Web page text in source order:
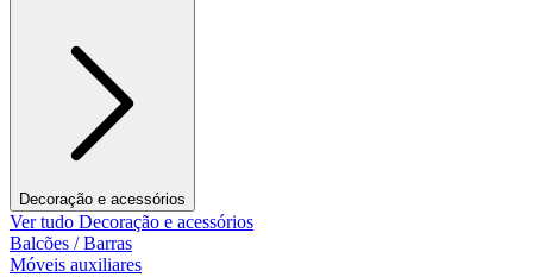
Decoração e acessórios
Ver tudo Decoração e acessórios
Balcões / Barras
Móveis auxiliares